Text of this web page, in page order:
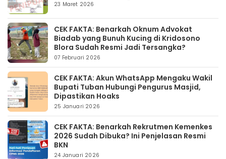
23 Maret 2026
CEK FAKTA: Benarkah Oknum Advokat
Biadab yang Bunuh Kucing di Kridosono
Blora Sudah Resmi Jadi Tersangka?
07 Februari 2026
CEK FAKTA: Akun WhatsApp Mengaku Wakil
Bupati Tuban Hubungi Pengurus Masjid,
Dipastikan Hoaks
25 Januari 2026
CEK FAKTA: Benarkah Rekrutmen Kemenkes
2026 Sudah Dibuka? Ini Penjelasan Resmi
BKN
24 Januari 2026